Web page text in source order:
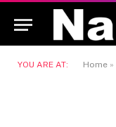
YOU ARE AT: Home »